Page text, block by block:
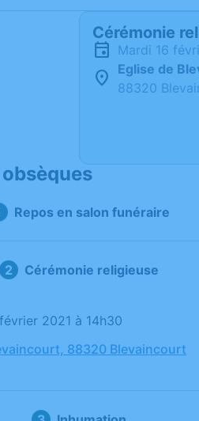
Cérémonie
mardi 16
Eglise de
88320
Repos en salon funéraire
Cérémonie religieuse
2021 à 14h30
88320 Blevaincourt